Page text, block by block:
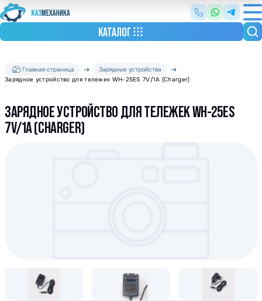
КАТАЛОГ
Главная страница
Зарядные устройства
Зарядное устройство для тележек WH-25ES 7V/1A (Charger)
ЗАРЯДНОЕ УСТРОЙСТВО ДЛЯ ТЕЛЕЖЕК WH-25ES
7V/1A (CHARGER)